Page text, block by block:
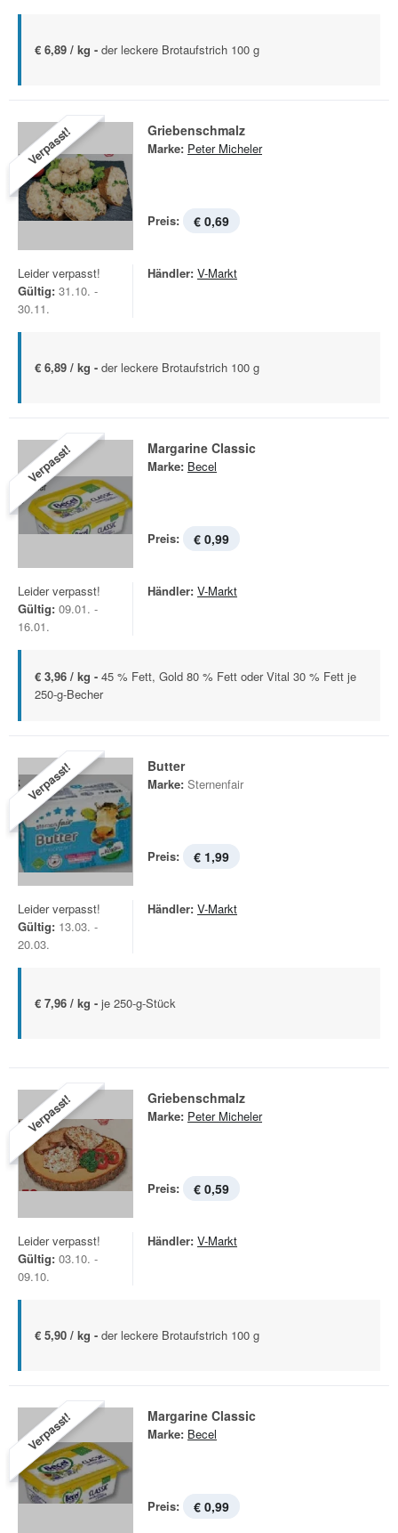
€ 6,89 / kg - der leckere Brotaufstrich 100 g
Verpasst! Griebenschmalz
Marke: Peter Micheler
Preis: € 0,69
Leider verpasst!
Gültig: 31.10. -
30.11.
Händler: V-Markt
€ 6,89 / kg - der leckere Brotaufstrich 100 g
Verpasst! Margarine Classic
Marke: Becel
Preis: € 0,99
Leider verpasst!
Gültig: 09.01. -
16.01.
Händler: V-Markt
€ 3,96 / kg - 45 % Fett, Gold 80 % Fett oder Vital 30 % Fett je
250-g-Becher
Verpasst! Butter
Marke: Sternenfair
Preis: € 1,99
Leider verpasst!
Gültig: 13.03. -
20.03.
Händler: V-Markt
€ 7,96 / kg - je 250-g-Stück
Verpasst! Griebenschmalz
Marke: Peter Micheler
Preis: € 0,59
Leider verpasst!
Gültig: 03.10. -
09.10.
Händler: V-Markt
€ 5,90 / kg - der leckere Brotaufstrich 100 g
Verpasst! Margarine Classic
Marke: Becel
Preis: € 0,99